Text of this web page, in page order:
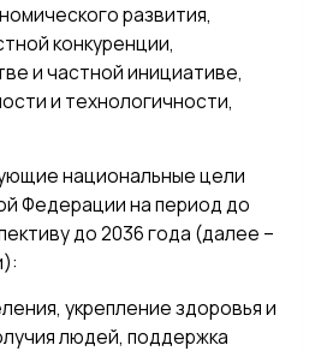
развития,
конкуренции,
и частной инициативе,
и технологичности,
национальные цели
Федерации на период до
до 2036 года (далее –
укрепление здоровья и
людей, поддержка